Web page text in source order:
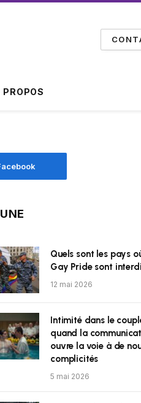
PROPOS
Quels sont les pays
Gay Pride sont
12 mai 2026
Intimité dans le
quand la
ouvre la voie à de
complicités
5 mai 2026